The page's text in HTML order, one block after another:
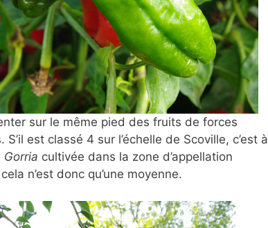
sur le même pied des fruits de forces
est classé 4 sur l’échelle de Scoville, c’est à
Gorria cultivée dans la zone d’appellation
n’est donc qu’une moyenne.